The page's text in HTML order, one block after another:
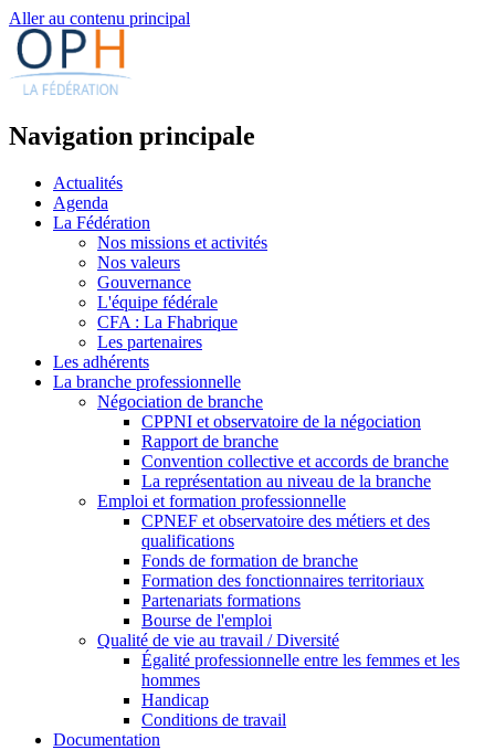
Aller au contenu principal
Navigation principale
Actualités
Agenda
La Fédération
Nos missions et activités
Nos valeurs
Gouvernance
L'équipe fédérale
CFA : La Fhabrique
Les partenaires
Les adhérents
La branche professionnelle
Négociation de branche
CPPNI et observatoire de la négociation
Rapport de branche
Convention collective et accords de branche
La représentation au niveau de la branche
Emploi et formation professionnelle
CPNEF et observatoire des métiers et des
qualifications
Fonds de formation de branche
Formation des fonctionnaires territoriaux
Partenariats formations
Bourse de l'emploi
Qualité de vie au travail / Diversité
Égalité professionnelle entre les femmes et les
hommes
Handicap
Conditions de travail
Documentation